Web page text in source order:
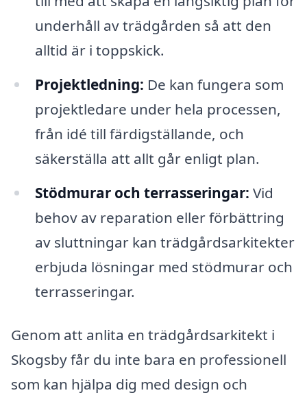
underhåll av trädgården så att den
alltid är i toppskick.
Projektledning: De kan fungera som
projektledare under hela processen,
från idé till färdigställande, och
säkerställa att allt går enligt plan.
Stödmurar och terrasseringar: Vid
behov av reparation eller förbättring
av sluttningar kan trädgårdsarkitekter
erbjuda lösningar med stödmurar och
terrasseringar.
Genom att anlita en trädgårdsarkitekt i
Skogsby får du inte bara en professionell
som kan hjälpa dig med design och